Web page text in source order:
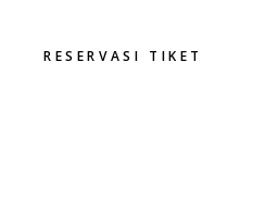
RESERVASI TIKET